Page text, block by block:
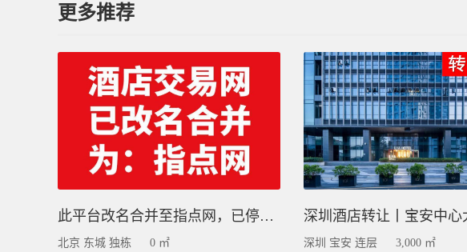
更多推荐
此平台改名合并至指点网，已停止更新，请到指点网小程序查看或发布信息
北京 东城 独栋
0 ㎡
深圳 宝安 连层
3,000 ㎡